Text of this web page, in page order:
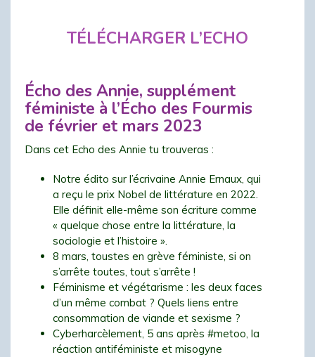
TÉLÉCHARGER L’ECHO
Écho des Annie, supplément
féministe à l’Écho des Fourmis
de février et mars 2023
Dans cet Echo des Annie tu trouveras :
Notre édito sur l’écrivaine Annie Ernaux, qui
a reçu le prix Nobel de littérature en 2022.
Elle définit elle-même son écriture comme
« quelque chose entre la littérature, la
sociologie et l’histoire ».
8 mars, toustes en grève féministe, si on
s’arrête toutes, tout s’arrête !
Féminisme et végétarisme : les deux faces
d’un même combat ? Quels liens entre
consommation de viande et sexisme ?
Cyberharcèlement, 5 ans après #metoo, la
réaction antiféministe et misogyne